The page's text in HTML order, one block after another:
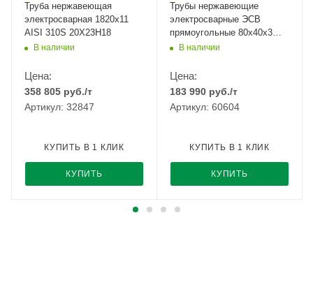
Труба нержавеющая
электросварная 1820х11
AISI 310S 20Х23Н18
В наличии
Цена:
358 805 руб./т
Артикул: 32847
КУПИТЬ
КУПИТЬ В 1 КЛИК
Трубы нержавеющие
электросварные ЭСВ
прямоугольные 80х40х3
шлиф имп ASTM A554,
08Х18Н10
В наличии
Цена:
183 990 руб./т
Артикул: 60604
КУПИТЬ
КУПИТЬ В 1 КЛИК